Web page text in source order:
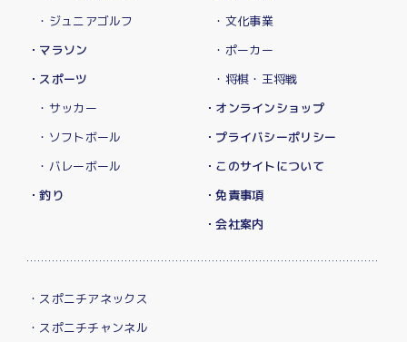
・ジュニアゴルフ
・マラソン
・スポーツ
・サッカー
・ソフトボール
・バレーボール
・釣り
・文化事業
・ポーカー
・将棋・王将戦
・オンラインショップ
・プライバシーポリシー
・このサイトについて
・免責事項
・会社案内
・スポニチアネックス
・スポニチチャンネル